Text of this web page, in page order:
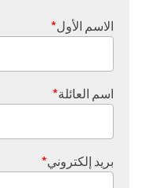
الاسم الأول*
اسم العائلة*
بريد إلكتروني*